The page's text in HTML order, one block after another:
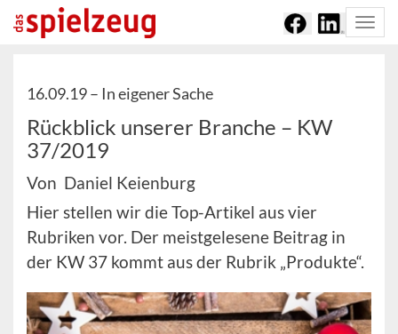
16.09.19 – In eigener Sache
Rückblick unserer Branche – KW
37/2019
Von Daniel Keienburg
Hier stellen wir die Top-Artikel aus vier
Rubriken vor. Der meistgelesene Beitrag in
der KW 37 kommt aus der Rubrik „Produkte“.